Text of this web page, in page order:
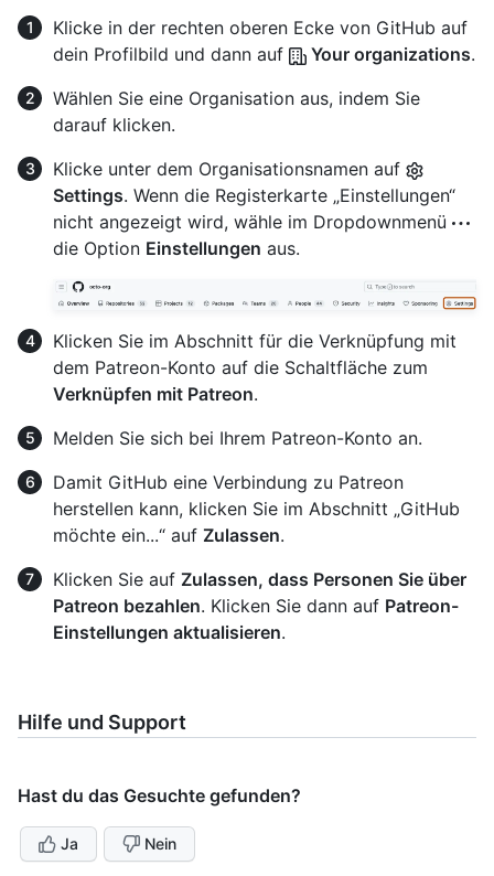
Klicke in der rechten oberen Ecke von GitHub auf
dein Profilbild und dann auf
Your organizations.
Wählen Sie eine Organisation aus, indem Sie
darauf klicken.
Klicke unter dem Organisationsnamen auf
Settings. Wenn die Registerkarte „Einstellungen“
nicht angezeigt wird, wähle im Dropdownmenü
die Option Einstellungen aus.
Klicken Sie im Abschnitt für die Verknüpfung mit
dem Patreon-Konto auf die Schaltfläche zum
Verknüpfen mit Patreon.
Melden Sie sich bei Ihrem Patreon-Konto an.
Damit GitHub eine Verbindung zu Patreon
herstellen kann, klicken Sie im Abschnitt „GitHub
möchte ein...“ auf Zulassen.
Klicken Sie auf Zulassen, dass Personen Sie über
Patreon bezahlen. Klicken Sie dann auf Patreon-
Einstellungen aktualisieren.
Hilfe und Support
Hast du das Gesuchte gefunden?
Ja Nein